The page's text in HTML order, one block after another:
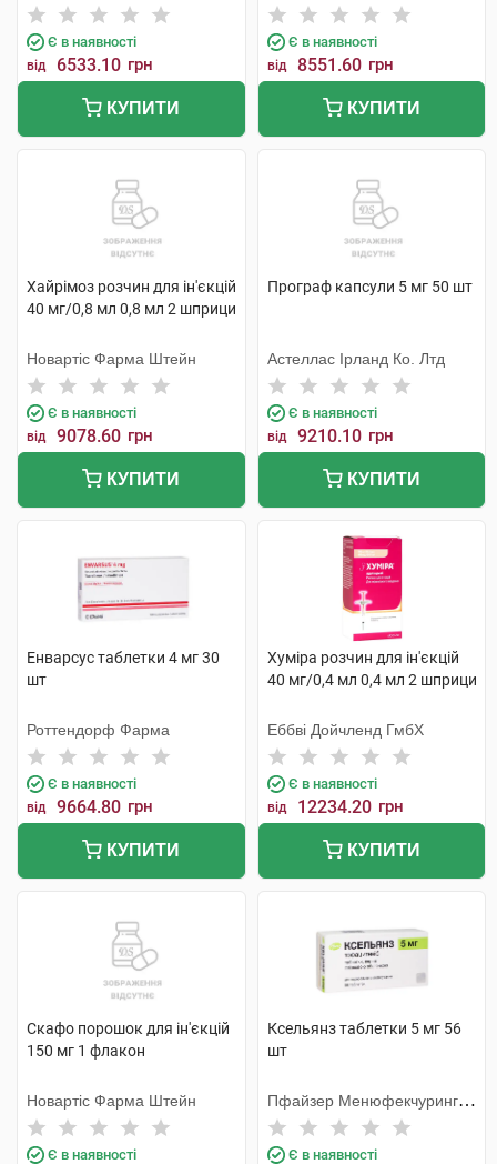
Є в наявності
від 6533.10 грн
КУПИТИ
Бельгія
Є в наявності
від 8551.60 грн
КУПИТИ
Хайрімоз розчин для ін'єкцій
40 мг/0,8 мл 0,8 мл 2 шприци
Новартіс Фарма Штейн
Є в наявності
від 9078.60 грн
КУПИТИ
Програф капсули 5 мг 50 шт
Астеллас Ірланд Ко. Лтд
Є в наявності
від 9210.10 грн
КУПИТИ
Енварсус таблетки 4 мг 30
шт
Роттендорф Фарма
Є в наявності
від 9664.80 грн
КУПИТИ
Хуміра розчин для ін'єкцій
40 мг/0,4 мл 0,4 мл 2 шприци
Еббві Дойчленд ГмбХ
Є в наявності
від 12234.20 грн
КУПИТИ
Скафо порошок для ін'єкцій
150 мг 1 флакон
Новартіс Фарма Штейн
Є в наявності
Ксельянз таблетки 5 мг 56
шт
Пфайзер Менюфекчуринг
Дойчленд
Є в наявності